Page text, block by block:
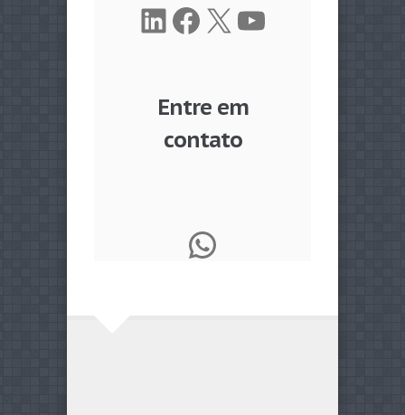
LinkedIn
Facebook
X Youtube
Entre em
contato
WhatsApp